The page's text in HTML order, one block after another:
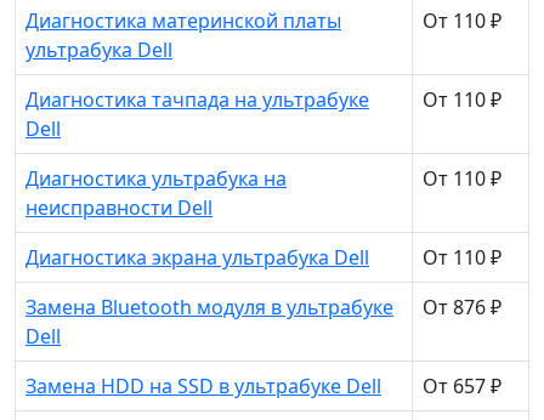
Диагностика материнской платы
ультрабука Dell
От 110 ₽
Диагностика тачпада на ультрабуке
Dell
От 110 ₽
Диагностика ультрабука на
неисправности Dell
От 110 ₽
Диагностика экрана ультрабука Dell
От 110 ₽
Замена Bluetooth модуля в ультрабуке
Dell
От 876 ₽
Замена HDD на SSD в ультрабуке Dell
От 657 ₽